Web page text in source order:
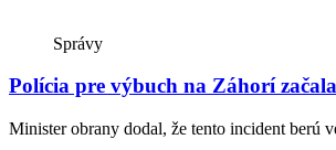
Správy
Polícia pre výbuch na Záhorí
Minister obrany dodal, že tento incident berú